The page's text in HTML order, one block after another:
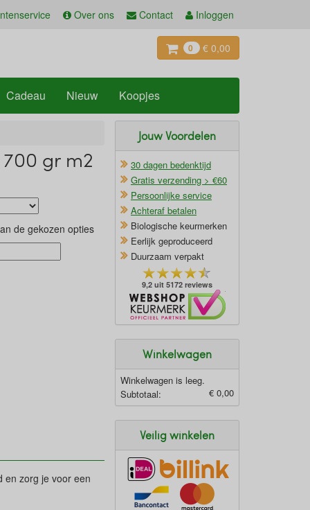
Over ons Contact Inloggen
0 € 0,00
Cadeau Nieuw Koopjes
gr m2
de gekozen opties
en zorg je voor een
Jouw Voordelen
30 dagen bedenktijd
Gratis verzending > €60
Persoonlijke service
Achteraf betalen
Biologische keurmerken
Eerlijk geproduceerd
Duurzaam verpakt
9,2 uit 5172 reviews
Winkelwagen
Winkelwagen is leeg.
Subtotaal:
€ 0,00
Veilig winkelen